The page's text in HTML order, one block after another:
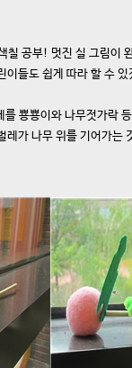
칠 공부! 멋진 실 그림이
이들도 쉽게 따라 할 수
뿅뿅이와 나무젓가락
레가 나무 위를 기어가는